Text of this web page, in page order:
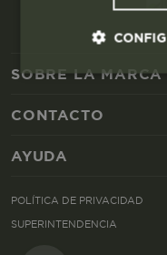
SOBRE LA MARCA
CONTACTO
AYUDA
POLÍTICA DE PRIVACIDAD
SUPERINTENDENCIA